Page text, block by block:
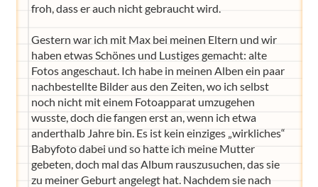
froh, dass er auch nicht gebraucht wird.
Gestern war ich mit Max bei meinen Eltern und wir
haben etwas Schönes und Lustiges gemacht: alte
Fotos angeschaut. Ich habe in meinen Alben ein paar
nachbestellte Bilder aus den Zeiten, wo ich selbst
noch nicht mit einem Fotoapparat umzugehen
wusste, doch die fangen erst an, wenn ich etwa
anderthalb Jahre bin. Es ist kein einziges „wirkliches“
Babyfoto dabei und so hatte ich meine Mutter
gebeten, doch mal das Album rauszusuchen, das sie
zu meiner Geburt angelegt hat. Nachdem sie nach